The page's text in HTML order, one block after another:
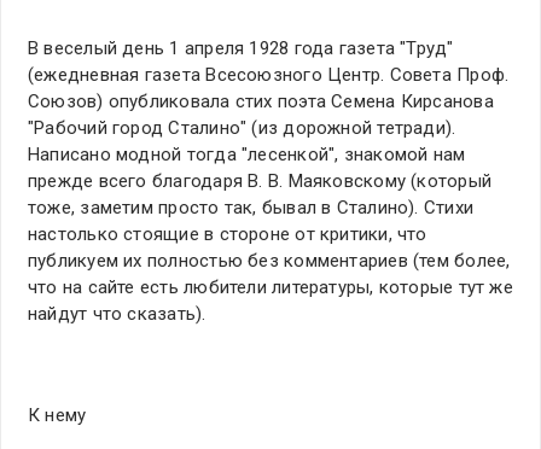
В веселый день 1 апреля 1928 года газета "Труд"
(ежедневная газета Всесоюзного Центр. Совета Проф.
Союзов) опубликовала стих поэта Семена Кирсанова
"Рабочий город Сталино" (из дорожной тетради).
Написано модной тогда "лесенкой", знакомой нам
прежде всего благодаря В. В. Маяковскому (который
тоже, заметим просто так, бывал в Сталино). Стихи
настолько стоящие в стороне от критики, что
публикуем их полностью без комментариев (тем более,
что на сайте есть любители литературы, которые тут же
найдут что сказать).
К нему